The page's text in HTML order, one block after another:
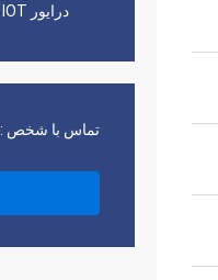
درایور IOT
تماس با شخص :